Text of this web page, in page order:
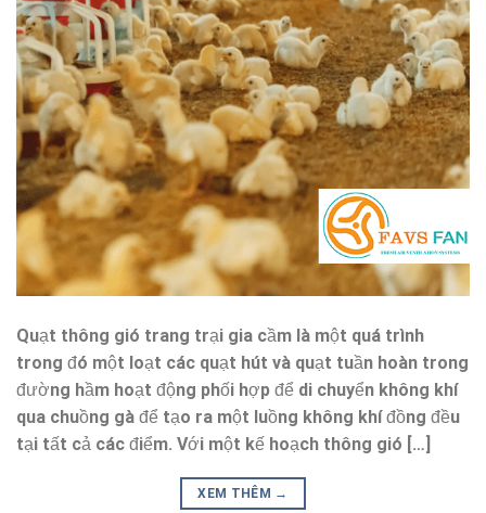
Quạt thông gió trang trại gia cầm là một quá trình
trong đó một loạt các quạt hút và quạt tuần hoàn trong
đường hầm hoạt động phối hợp để di chuyển không khí
qua chuồng gà để tạo ra một luồng không khí đồng đều
tại tất cả các điểm. Với một kế hoạch thông gió […]
XEM THÊM →